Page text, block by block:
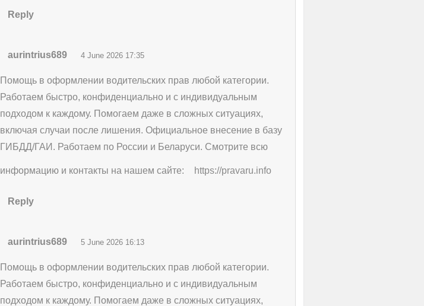
Reply
aurintrius689 4 June 2026 17:35
Помощь в оформлении водительских прав любой категории.
Работаем быстро, конфиденциально и с индивидуальным
подходом к каждому. Помогаем даже в сложных ситуациях,
включая случаи после лишения. Официальное внесение в базу
ГИБДД/ГАИ. Работаем по России и Беларуси. Смотрите всю
информацию и контакты на нашем сайте: https://pravaru.info
Reply
aurintrius689 5 June 2026 16:13
Помощь в оформлении водительских прав любой категории.
Работаем быстро, конфиденциально и с индивидуальным
подходом к каждому. Помогаем даже в сложных ситуациях,